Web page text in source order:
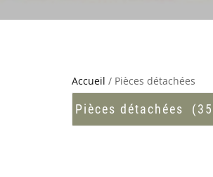
Accueil / Pièces détachées